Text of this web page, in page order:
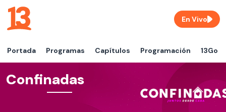
Portada Programas Capítulos Programación 13Go
En Vivo
Confinadas